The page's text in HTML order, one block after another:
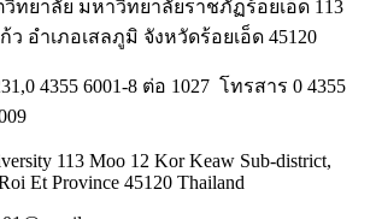
ทยาลัย มหาวิทยาลัยราชภัฏร้อยเอ็ด 113
ว อำเภอเสลภูมิ จังหวัดร้อยเอ็ด 45120
4355 6001-8 ต่อ 1027 โทรสาร 0 4355
113 Moo 12 Kor Keaw Sub-district,
Et Province 45120 Thailand